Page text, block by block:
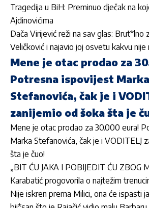
Tragedija u BiH: Preminuo dječak na
Ajdinovićima
Dača Virijević reži na sav glas: Brut*lno
Veličković i najavio joj osvetu kakvu nije
Mene je otac prodao za
Potresna ispovijest Marka
Stefanovića, čak je i
zanijemio od šoka šta je
Mene je otac prodao za 30.000 eura!
Marka Stefanovića, čak je i VODITELJ
šta je čuo!
„BIT ĆU JAKA I POBIJEDIT ĆU ZBOG
Karabatić progovorila o najtežim
Nije iskren prema Milici, ona će ispasti